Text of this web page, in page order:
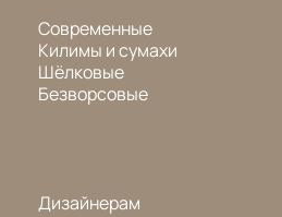
Современные
Килимы и сумахи
Шёлковые
Безворсовые
Дизайнерам